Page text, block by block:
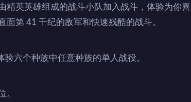
精英英雄组成的战斗小队加入战斗，体验为你喜
第 41 千纪的敌军和快速残酷的战斗。
六个种族中任意种族的单人战役。
。